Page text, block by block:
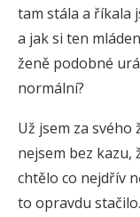
tam stála a říkala
a jak si ten
ženě podobné
normální?
Už jsem za svého
nejsem bez kazu,
chtělo co nejdřív
to opravdu